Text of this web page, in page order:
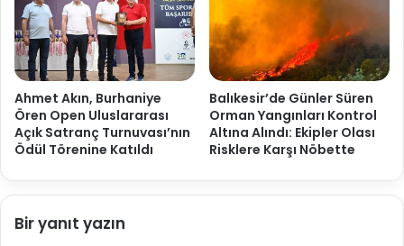
Ahmet Akın, Burhaniye
Ören Open Uluslararası
Açık Satranç Turnuvası’nın
Ödül Törenine Katıldı
Balıkesir’de Günler Süren
Orman Yangınları Kontrol
Altına Alındı: Ekipler Olası
Risklere Karşı Nöbette
Bir yanıt yazın